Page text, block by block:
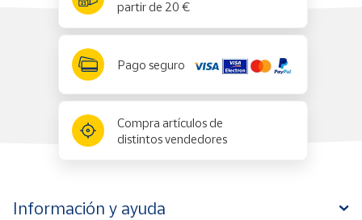
partir de 20 €
Pago seguro
Compra artículos de
distintos vendedores
Información y ayuda